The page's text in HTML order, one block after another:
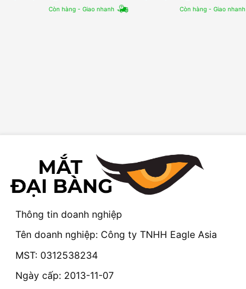
Còn hàng - Giao nhanh Còn hàng - Giao nhanh
Thông tin doanh nghiệp
Tên doanh nghiệp: Công ty TNHH Eagle Asia
MST: 0312538234
Ngày cấp: 2013-11-07